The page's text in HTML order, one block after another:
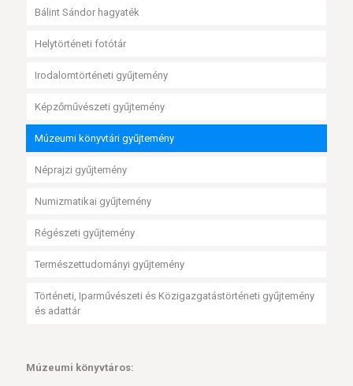
Bálint Sándor hagyaték
Helytörténeti fotótár
Irodalomtörténeti gyűjtemény
Képzőművészeti gyűjtemény
Múzeumi könyvtári gyűjtemény
Néprajzi gyűjtemény
Numizmatikai gyűjtemény
Régészeti gyűjtemény
Természettudományi gyűjtemény
Történeti, Iparművészeti és Közigazgatástörténeti gyűjtemény
és adattár
Múzeumi könyvtáros: